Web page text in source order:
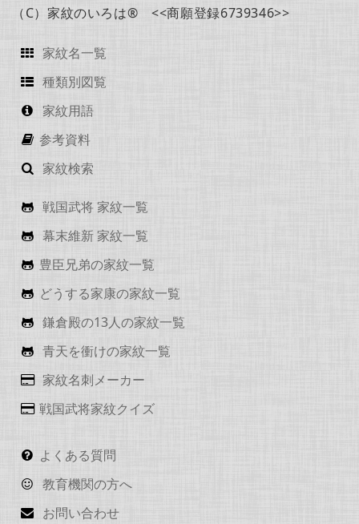
（C）家紋のいろは® <<商願登録6739346>>
家紋名一覧
種類別図覧
家紋用語
参考資料
家紋検索
戦国武将 家紋一覧
幕末維新 家紋一覧
豊臣兄弟の家紋一覧
どうする家康の家紋一覧
鎌倉殿の13人の家紋一覧
青天を衝けの家紋一覧
家紋名刺メーカー
戦国武将家紋クイズ
よくある質問
教育機関の方へ
お問い合わせ